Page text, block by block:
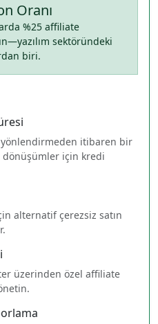
Oranı
%25 affiliate
sektöründeki
biri.
itibaren bir
dönüşümler için kredi
alternatif çerezsiz satın
üzerinden özel affiliate